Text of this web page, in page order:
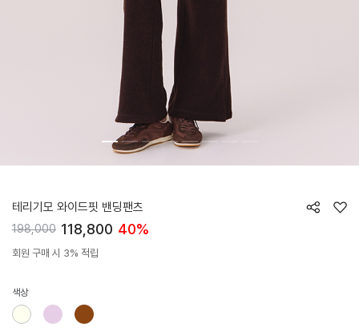
테리기모 와이드핏 밴딩팬츠
198,000 118,800 40%
회원 구매 시 3% 적립
색상